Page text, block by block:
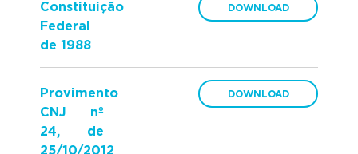
Constituição
Federal
de 1988
Provimento
CNJ nº
24, de
25/10/2012